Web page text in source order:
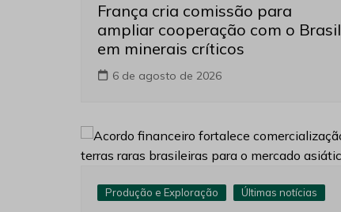
França cria comissão para
ampliar cooperação com o Brasil
em minerais críticos
6 de agosto de 2026
Produção e Exploração Últimas notícias